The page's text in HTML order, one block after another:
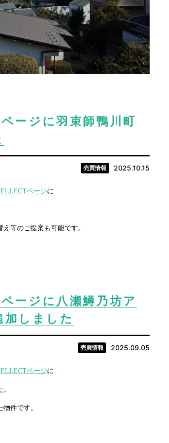
ージに羽束師鴨川町
売買情報 2025.10.15
ページに
等のご提案も可能です。
ージに八瀬鱒乃坊ア
しました
売買情報 2025.09.05
ページに
件です。